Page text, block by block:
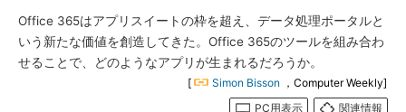
Office 365はアプリスイートの枠を超え、データ処理ポータルと
いう新たな価値を創造してきた。Office 365のツールを組み合わ
せることで、どのようなアプリが生まれるだろうか。
[ Simon Bisson ，Computer Weekly]
PC用表示
関連情報